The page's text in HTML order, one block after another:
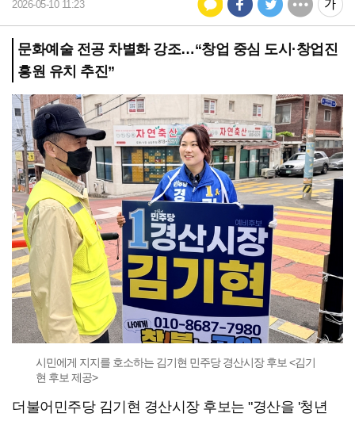
2026-05-10 11:23
문화예술 전공 차별화 강조…“창업 중심 도시·창업진
흥원 유치 추진”
시민에게 지지를 호소하는 김기현 민주당 경산시장 후보 <김기
현 후보 제공>
더불어민주당 김기현 경산시장 후보는 "경산을 '청년